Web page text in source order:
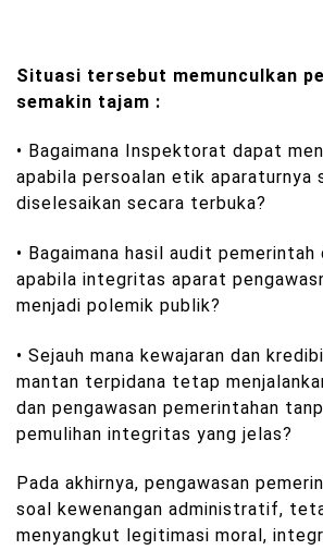
Situasi tersebut memunculkan
semakin tajam :
• Bagaimana Inspektorat dapat
apabila persoalan etik aparaturnya
diselesaikan secara terbuka?
• Bagaimana hasil audit
apabila integritas aparat
menjadi polemik publik?
• Sejauh mana kewajaran dan
mantan terpidana tetap
dan pengawasan pemerintahan
pemulihan integritas yang jelas?
Pada akhirnya, pengawasan
soal kewenangan administratif,
menyangkut legitimasi moral,